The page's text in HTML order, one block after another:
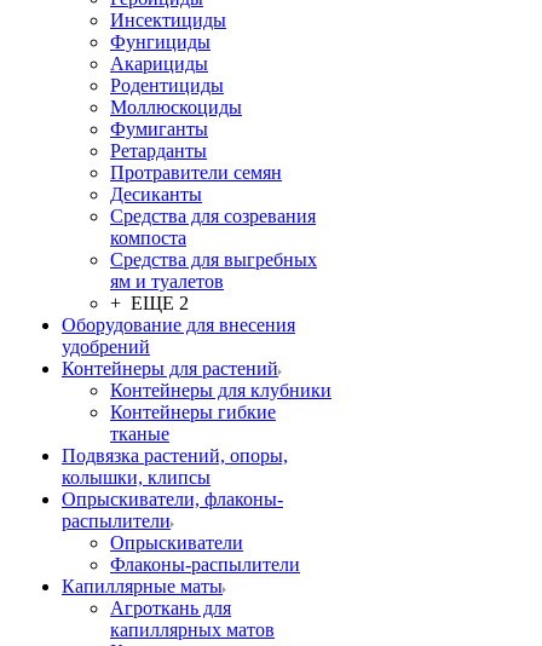
Инсектициды
Фунгициды
Акарициды
Родентициды
Моллюскоциды
Фумиганты
Ретарданты
Протравители семян
Десиканты
Средства для созревания
компоста
Средства для выгребных
ям и туалетов
+ ЕЩЕ 2
Оборудование для внесения
удобрений
Контейнеры для растений
Контейнеры для клубники
Контейнеры гибкие
тканые
Подвязка растений, опоры,
колышки, клипсы
Опрыскиватели, флаконы-
распылители
Опрыскиватели
Флаконы-распылители
Капиллярные маты
Агроткань для
капиллярных матов